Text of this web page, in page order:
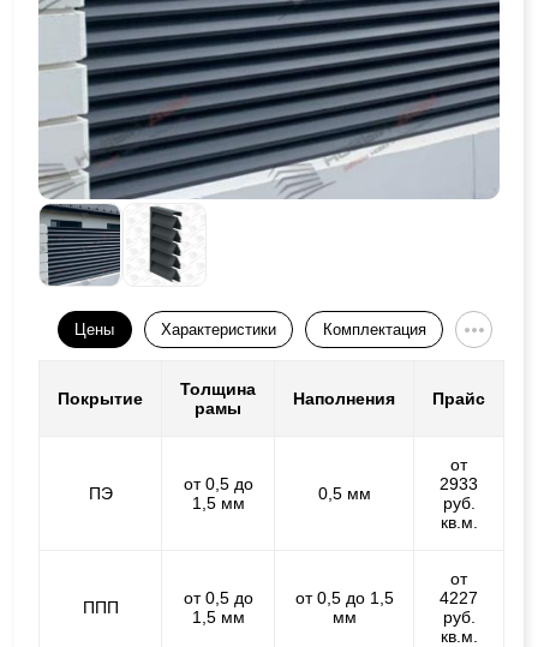
Цены Характеристики Комплектация
Покрытие
Толщина
рамы
Наполнения Прайс
ПЭ
от 0,5 до
1,5 мм
0,5 мм
от
2933
руб.
кв.м.
ППП
от 0,5 до
1,5 мм
от 0,5 до 1,5
мм
от
4227
руб.
кв.м.